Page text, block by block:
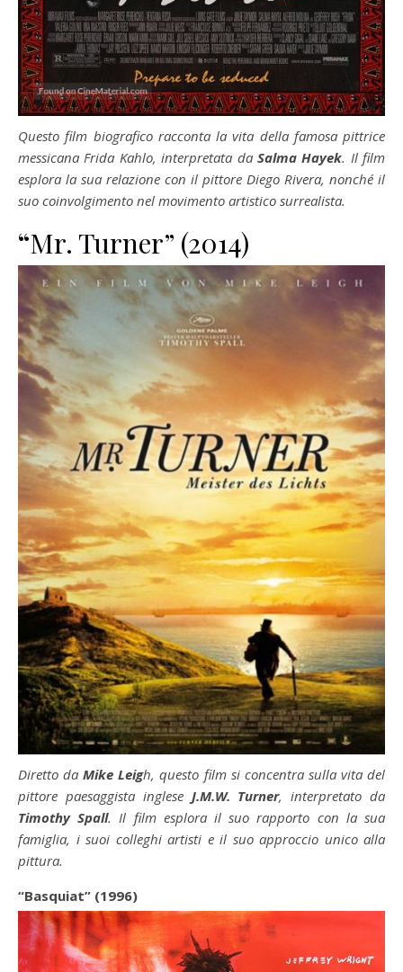
Questo film biografico racconta la vita della famosa pittrice
messicana Frida Kahlo, interpretata da Salma Hayek. Il film
esplora la sua relazione con il pittore Diego Rivera, nonché il
suo coinvolgimento nel movimento artistico surrealista.
“Mr. Turner” (2014)
Diretto da Mike Leigh, questo film si concentra sulla vita del
pittore paesaggista inglese J.M.W. Turner, interpretato da
Timothy Spall. Il film esplora il suo rapporto con la sua
famiglia, i suoi colleghi artisti e il suo approccio unico alla
pittura.
“Basquiat” (1996)